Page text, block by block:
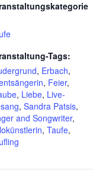
Tags:
, Erbach,
, Feier,
, Liebe, Live-
, Sandra Patsis,
and Songwriter,
, Taufe,